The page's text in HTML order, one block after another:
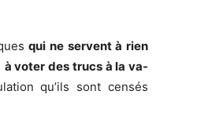
qui ne servent à rien
à voter des trucs à la va-
qu’ils sont censés